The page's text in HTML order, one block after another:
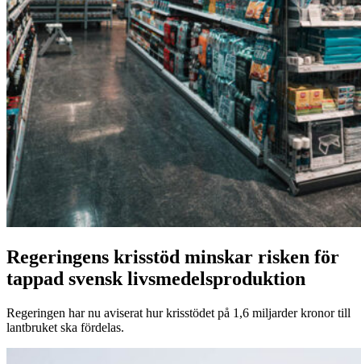
Regeringens krisstöd minskar risken för
tappad svensk livsmedelsproduktion
Regeringen har nu aviserat hur krisstödet på 1,6 miljarder kronor till
lantbruket ska fördelas.